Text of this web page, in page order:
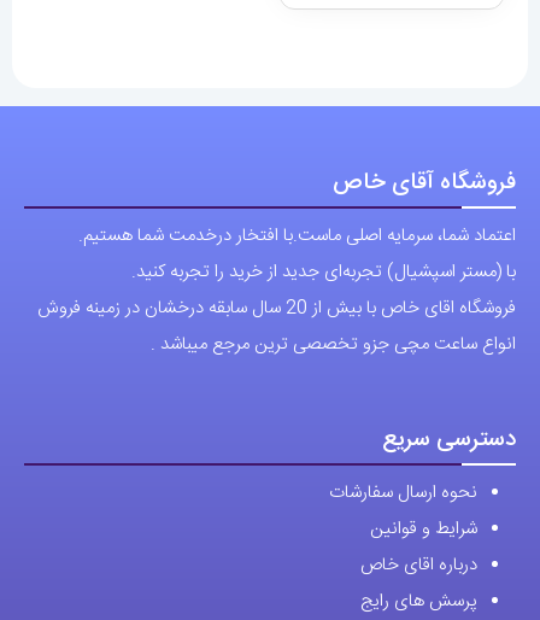
گزینه
ها
ممکن
است
در
انتخاب
می
ها
ممکن
در
شوند
فروشگاه آقای خاص
اعتماد شما، سرمایه اصلی ماست.با افتخار درخدمت شما هستیم.
با (مستر اسپشیال) تجربه‌ای جدید از خرید را تجربه کنید.
فروشگاه اقای خاص با بیش از 20 سال سابقه درخشان در زمینه فروش
انواع ساعت مچی جزو تخصصی ترین مرجع میباشد .
دسترسی سریع
نحوه ارسال سفارشات
شرایط و قوانین
درباره اقای خاص
پرسش های رایج